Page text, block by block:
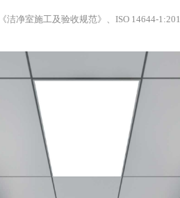
净室施工及验收规范》、ISO 14644-